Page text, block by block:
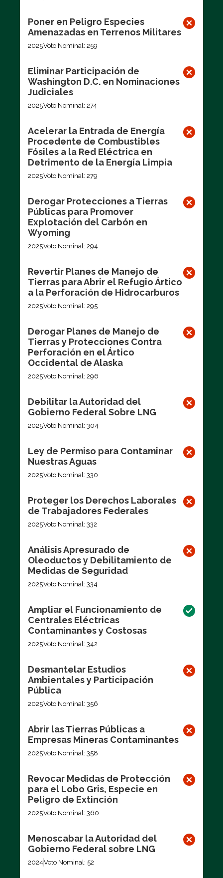
Poner en Peligro Especies
Amenazadas en Terrenos Militares
2025Voto Nominal: 259
Eliminar Participación de
Washington D.C. en Nominaciones
Judiciales
2025Voto Nominal: 274
Acelerar la Entrada de Energía
Procedente de Combustibles
Fósiles a la Red Eléctrica en
Detrimento de la Energía Limpia
2025Voto Nominal: 279
Derogar Protecciones a Tierras
Públicas para Promover
Explotación del Carbón en
Wyoming
2025Voto Nominal: 294
Revertir Planes de Manejo de
Tierras para Abrir el Refugio Ártico
a la Perforación de Hidrocarburos
2025Voto Nominal: 295
Derogar Planes de Manejo de
Tierras y Protecciones Contra
Perforación en el Ártico
Occidental de Alaska
2025Voto Nominal: 296
Debilitar la Autoridad del
Gobierno Federal Sobre LNG
2025Voto Nominal: 304
Ley de Permiso para Contaminar
Nuestras Aguas
2025Voto Nominal: 330
Proteger los Derechos Laborales
de Trabajadores Federales
2025Voto Nominal: 332
Análisis Apresurado de
Oleoductos y Debilitamiento de
Medidas de Seguridad
2025Voto Nominal: 334
Ampliar el Funcionamiento de
Centrales Eléctricas
Contaminantes y Costosas
2025Voto Nominal: 342
Desmantelar Estudios
Ambientales y Participación
Pública
2025Voto Nominal: 356
Abrir las Tierras Públicas a
Empresas Mineras Contaminantes
2025Voto Nominal: 358
Revocar Medidas de Protección
para el Lobo Gris, Especie en
Peligro de Extinción
2025Voto Nominal: 360
Menoscabar la Autoridad del
Gobierno Federal sobre LNG
2024Voto Nominal: 52